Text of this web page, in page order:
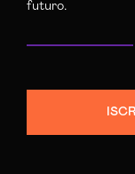
Campagne
futuro.